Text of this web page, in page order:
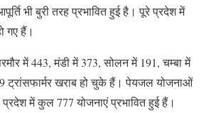
भी बुरी तरह प्रभावित हुई है। पूरे प्रदेश में
गए हैं।
में 443, मंडी में 373, सोलन में 191, चम्बा में
ट्रांसफार्मर खराब हो चुके हैं। पेयजल योजनाओं
प्रदेश में कुल 777 योजनाएं प्रभावित हुई हैं।